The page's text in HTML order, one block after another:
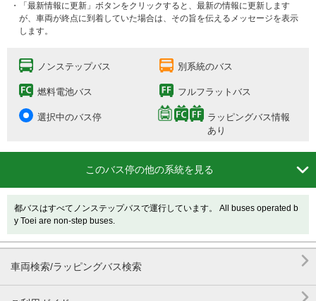
・「最新情報に更新」ボタンをクリックすると、最新の情報に更新します
が、車両が終点に到着していた場合は、その旨を伝えるメッセージを表示
します。
ノンステップバス 別系統のバス
燃料電池バス フルフラットバス
選択中のバス停
ラッピングバス情報
あり
このバス停の他の系統を見る 
都バスはすべてノンステップバスで運行しています。 All buses operated b
y Toei are non-step buses.
車両検索/ラッピングバス検索 